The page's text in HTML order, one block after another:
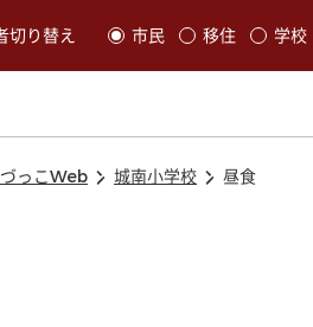
切り替え
と利用者の切替が発生します
市民 移住 学校
っこWeb 城南小学校 昼食